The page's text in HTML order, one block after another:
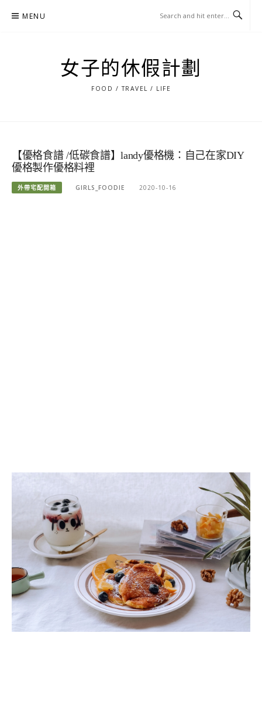
MENU
女子的休假計劃
FOOD / TRAVEL / LIFE
【優格食譜 /低碳食譜】landy優格機：自己在家DIY
優格製作優格料裡
外帶宅配開箱 GIRLS_FOODIE 2020-10-16